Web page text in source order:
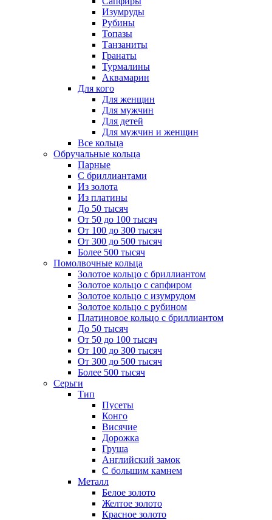
Изумруды
Рубины
Топазы
Танзаниты
Гранаты
Турмалины
Аквамарин
Для кого
Для женщин
Для мужчин
Для детей
Для мужчин и женщин
Все кольца
Обручальные кольца
Парные
С бриллиантами
Из золота
Из платины
До 50 тысяч
От 50 до 100 тысяч
От 100 до 300 тысяч
От 300 до 500 тысяч
Более 500 тысяч
Помолвочные кольца
Золотое кольцо с бриллиантом
Золотое кольцо с сапфиром
Золотое кольцо с изумрудом
Золотое кольцо с рубином
Платиновое кольцо с бриллиантом
До 50 тысяч
От 50 до 100 тысяч
От 100 до 300 тысяч
От 300 до 500 тысяч
Более 500 тысяч
Серьги
Тип
Пусеты
Конго
Висячие
Дорожка
Груша
Английский замок
С большим камнем
Металл
Белое золото
Желтое золото
Красное золото